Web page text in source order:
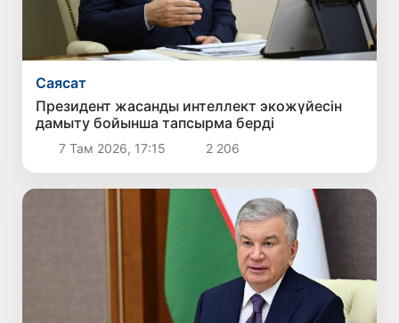
Саясат
Президент жасанды интеллект экожүйесін
дамыту бойынша тапсырма берді
7 Там 2026, 17:15 2 206